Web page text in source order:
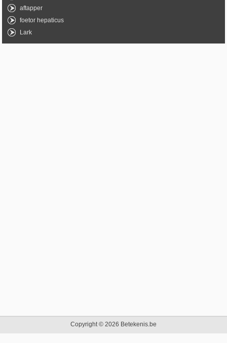
aftapper
foetor hepaticus
Lark
Copyright © 2026 Betekenis.be